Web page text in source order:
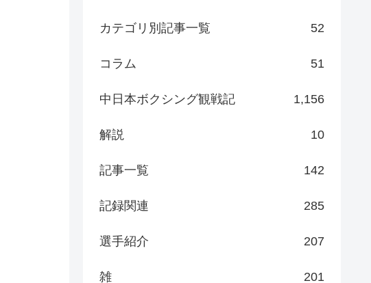
カテゴリ別記事一覧 52
コラム 51
中日本ボクシング観戦記 1,156
解説 10
記事一覧 142
記録関連 285
選手紹介 207
雑 201